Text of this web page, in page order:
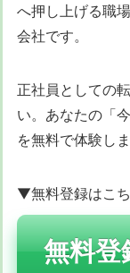
へ押し上げる職
会社です。
正社員としての
い。あなたの「
を無料で体験し
▼無料登録はこ
無料登